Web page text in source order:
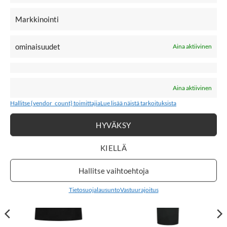
Markkinointi
ominaisuudet Aina aktiivinen
Aina aktiivinen
Hallitse {vendor_count} toimittajiaLue lisää näistä tarkoituksista
HYVÄKSY
KIELLÄ
Hallitse vaihtoehtoja
TietosuojalausuntoVastuurajoitus
YASBEANI on kaunis neuletoppi, jossa on nappi-kiinnitys
Materiaali: 72% Lenzing Ecovero viskoosia, 28%
Nakoan naisten vaatteita
New
LISÄÄ
SUOSIKKEIHIN
New
LISÄÄ